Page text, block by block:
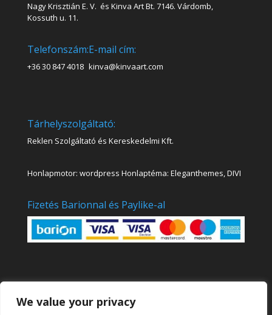
We value your privacy
Nagy Krisztián E. V. és Kinva Art Bt. 7146. Várdomb,
Kossuth u. 11.
Telefonszám:
+36 30 847 4018
E-mail cím:
kinva@kinvaart.com
Tárhelyszolgáltató:
Reklen Szolgáltató és Kereskedelmi Kft.
Honlapmotor: wordpress Honlaptéma: Eleganthemes, DIVI
Fizetés Barionnal és Paylike-al